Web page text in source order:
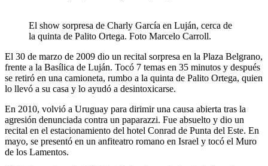
El show sorpresa de Charly García en Luján, cerca de
la quinta de Palito Ortega. Foto Marcelo Carroll.
El 30 de marzo de 2009 dio un recital sorpresa en la Plaza Belgrano,
frente a la Basílica de Luján. Tocó 7 temas en 35 minutos y después
se retiró en una camioneta, rumbo a la quinta de Palito Ortega, quien
lo llevó a su casa y lo ayudó a desintoxicarse.
En 2010, volvió a Uruguay para dirimir una causa abierta tras la
agresión denunciada contra un paparazzi. Fue absuelto y dio un
recital en el estacionamiento del hotel Conrad de Punta del Este. En
mayo, se presentó en un anfiteatro romano en Israel y tocó el Muro
de los Lamentos.